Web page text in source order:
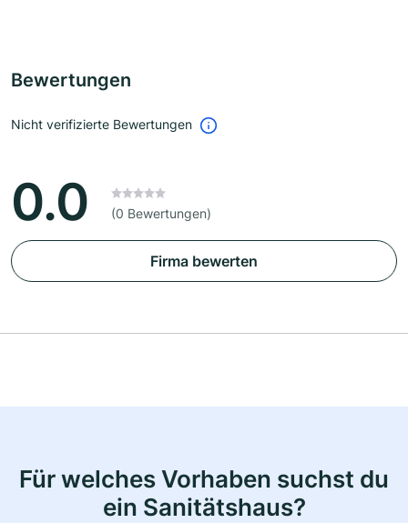
Bewertungen
Nicht verifizierte Bewertungen
0.0 (0 Bewertungen)
Firma bewerten
Für welches Vorhaben suchst du
ein Sanitätshaus?